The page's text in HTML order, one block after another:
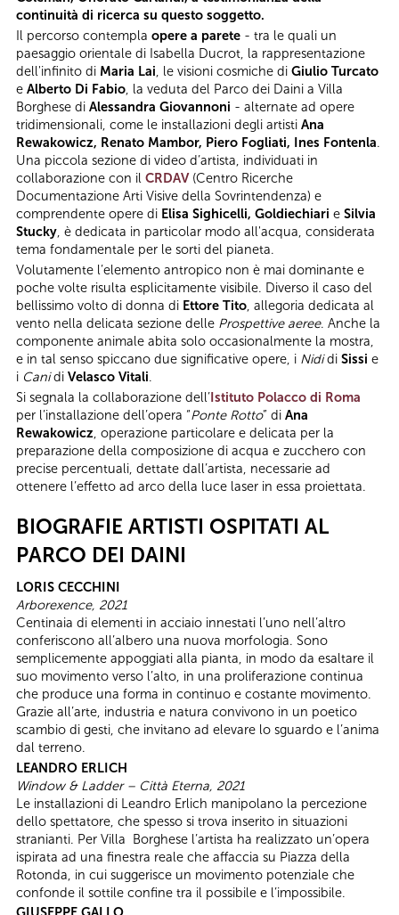
continuità di ricerca su questo soggetto.
Il percorso contempla opere a parete - tra le quali un
paesaggio orientale di Isabella Ducrot, la rappresentazione
dell'infinito di Maria Lai, le visioni cosmiche di Giulio Turcato
e Alberto Di Fabio, la veduta del Parco dei Daini a Villa
Borghese di Alessandra Giovannoni - alternate ad opere
tridimensionali, come le installazioni degli artisti Ana
Rewakowicz, Renato Mambor, Piero Fogliati, Ines Fontenla.
Una piccola sezione di video d’artista, individuati in
collaborazione con il CRDAV(Centro Ricerche
Documentazione Arti Visive della Sovrintendenza) e
comprendente opere di Elisa Sighicelli, Goldiechiari e Silvia
Stucky, è dedicata in particolar modo all'acqua, considerata
tema fondamentale per le sorti del pianeta.
Volutamente l’elemento antropico non è mai dominante e
poche volte risulta esplicitamente visibile. Diverso il caso del
bellissimo volto di donna di Ettore Tito, allegoria dedicata al
vento nella delicata sezione delle Prospettive aeree. Anche la
componente animale abita solo occasionalmente la mostra,
e in tal senso spiccano due significative opere, i Nididi Sissi e
i Canidi Velasco Vitali.
Si segnala la collaborazione dell’Istituto Polacco di Roma
per l’installazione dell’opera “Ponte Rotto” di Ana
Rewakowicz , operazione particolare e delicata per la
preparazione della composizione di acqua e zucchero con
precise percentuali, dettate dall’artista, necessarie ad
ottenere l’effetto ad arco della luce laser in essa proiettata.
BIOGRAFIE ARTISTI OSPITATI AL
PARCO DEI DAINI
LORIS CECCHINI
Arborexence, 2021
Centinaia di elementi in acciaio innestati l’uno nell’altro
conferiscono all’albero una nuova morfologia. Sono
semplicemente appoggiati alla pianta, in modo da esaltare il
suo movimento verso l’alto, in una proliferazione continua
che produce una forma in continuo e costante movimento.
Grazie all’arte, industria e natura convivono in un poetico
scambio di gesti, che invitano ad elevare lo sguardo e l’anima
dal terreno.
LEANDRO ERLICH
Window & Ladder – Città Eterna, 2021
Le installazioni di Leandro Erlich manipolano la percezione
dello spettatore, che spesso si trova inserito in situazioni
stranianti. Per Villa Borghese l’artista ha realizzato un’opera
ispirata ad una finestra reale che affaccia su Piazza della
Rotonda, in cui suggerisce un movimento potenziale che
confonde il sottile confine tra il possibile e l’impossibile.